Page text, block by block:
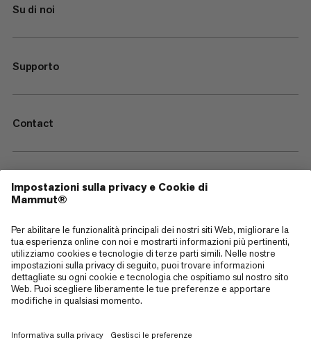
Su di noi
Supporto
Contact
—
Sitemap
Cookies
Note legali